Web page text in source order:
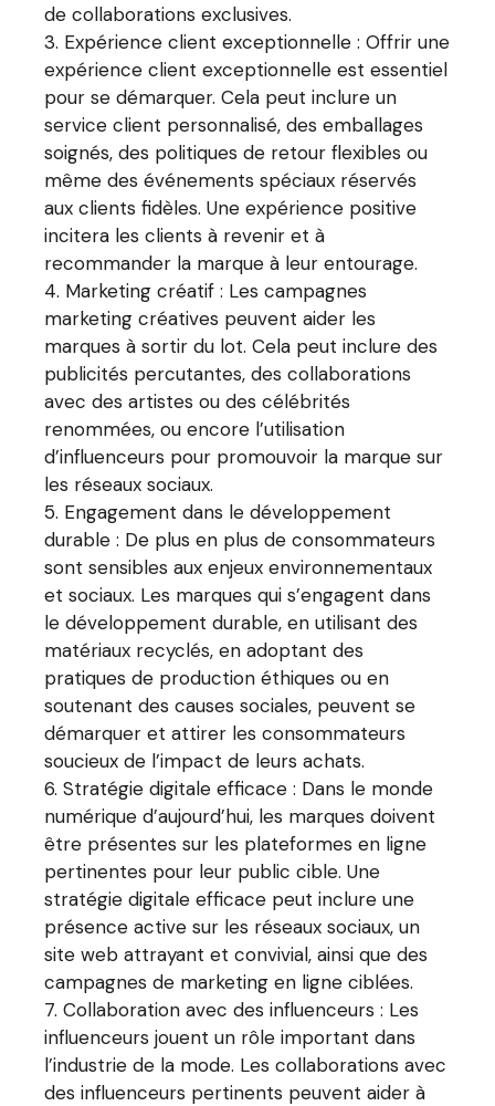
de collaborations exclusives.
Expérience client exceptionnelle : Offrir une
expérience client exceptionnelle est essentiel
pour se démarquer. Cela peut inclure un
service client personnalisé, des emballages
soignés, des politiques de retour flexibles ou
même des événements spéciaux réservés
aux clients fidèles. Une expérience positive
incitera les clients à revenir et à
recommander la marque à leur entourage.
Marketing créatif : Les campagnes
marketing créatives peuvent aider les
marques à sortir du lot. Cela peut inclure des
publicités percutantes, des collaborations
avec des artistes ou des célébrités
renommées, ou encore l’utilisation
d’influenceurs pour promouvoir la marque sur
les réseaux sociaux.
Engagement dans le développement
durable : De plus en plus de consommateurs
sont sensibles aux enjeux environnementaux
et sociaux. Les marques qui s’engagent dans
le développement durable, en utilisant des
matériaux recyclés, en adoptant des
pratiques de production éthiques ou en
soutenant des causes sociales, peuvent se
démarquer et attirer les consommateurs
soucieux de l’impact de leurs achats.
Stratégie digitale efficace : Dans le monde
numérique d’aujourd’hui, les marques doivent
être présentes sur les plateformes en ligne
pertinentes pour leur public cible. Une
stratégie digitale efficace peut inclure une
présence active sur les réseaux sociaux, un
site web attrayant et convivial, ainsi que des
campagnes de marketing en ligne ciblées.
Collaboration avec des influenceurs : Les
influenceurs jouent un rôle important dans
l’industrie de la mode. Les collaborations avec
des influenceurs pertinents peuvent aider à